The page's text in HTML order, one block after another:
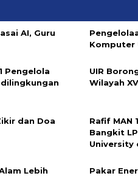
AI, Guru
Komputer
Pengelola
UIR
Wilayah
dan Doa
Rafif MAN
Bangkit
University
Lebih
Pakar